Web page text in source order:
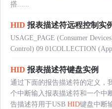
搭......
HID 报表描述符远程控制实
USAGE_PAGE (Consumer
Control) 09 01COLLECTION
HID 报表描述符键盘实例
通过下面的报告描述符的定义，
个中断输入报表描述符和一个中
告描述符用于USB HID键盘中断